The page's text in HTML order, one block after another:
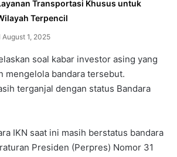
Transportasi Khusus untuk
Terpencil
August 1, 2025
soal kabar investor asing yang
mengelola bandara tersebut.
terganjal dengan status Bandara
IKN saat ini masih berstatus bandara
Presiden (Perpres) Nomor 31